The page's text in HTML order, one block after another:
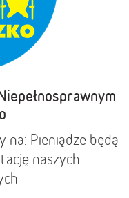
na: Pieniądze będą
naszych